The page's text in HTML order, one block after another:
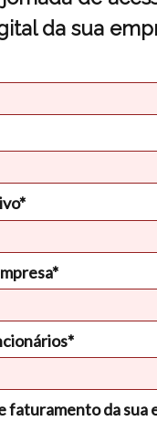
da sua
faturamento da sua